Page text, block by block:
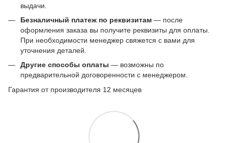
выдачи.
Безналичный платеж по реквизитам — после
оформления заказа вы получите реквизиты для оплаты.
При необходимости менеджер свяжется с вами для
уточнения деталей.
Другие способы оплаты — возможны по
предварительной договоренности с менеджером.
Гарантия от производителя 12 месяцев